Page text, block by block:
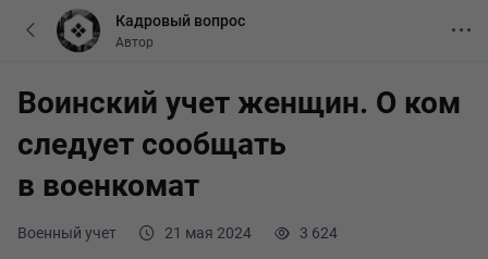
Военный учет 21 мая 2024 3 624
Воинский учет женщин. О ком
следует сообщать
в военкомат
Кадровый вопрос
Автор